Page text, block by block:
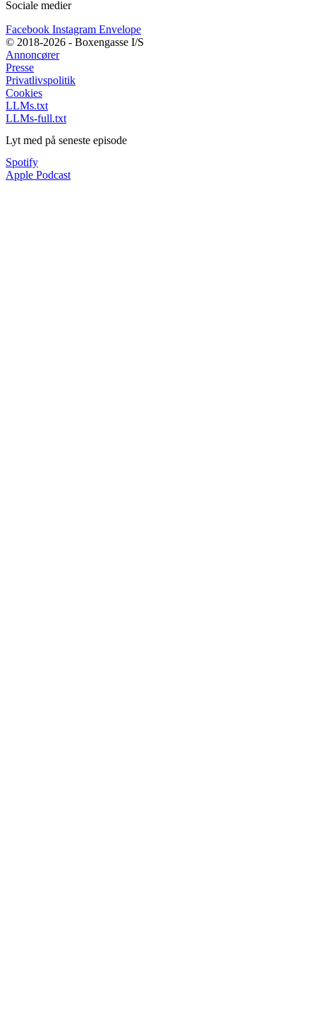
Sociale medier
Facebook Instagram Envelope
© 2018-2026 - Boxengasse I/S
Annoncører
Presse
Privatlivspolitik
Cookies
LLMs.txt
LLMs-full.txt
Lyt med på seneste episode
Spotify
Apple Podcast